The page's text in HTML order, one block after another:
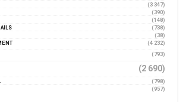
(3 347)
(390)
(148)
(738)
(38)
(4 232)
(793)
(2 690)
(798)
(957)